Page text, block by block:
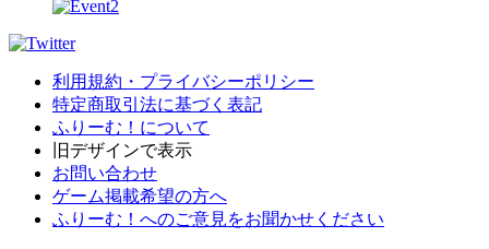
利用規約・プライバシーポリシー
特定商取引法に基づく表記
ふりーむ！について
旧デザインで表示
お問い合わせ
ゲーム掲載希望の方へ
ふりーむ！へのご意見をお聞かせください